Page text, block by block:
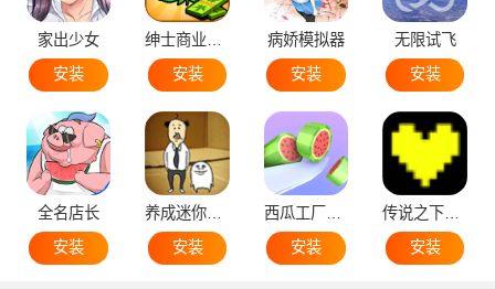
家出少女
安装
安装
病娇模拟器
安装
无限试飞
安装
全名店长
安装
安装
安装
安装